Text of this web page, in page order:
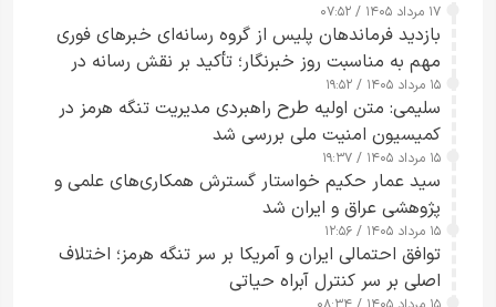
۱۷ مرداد ۱۴۰۵ / ۰۷:۵۲
بازدید فرماندهان پلیس از گروه رسانه‌ای خبرهای فوری
مهم به مناسبت روز خبرنگار؛ تأکید بر نقش رسانه در
تقویت امنیت و اعتماد عمومی
۱۵ مرداد ۱۴۰۵ / ۱۹:۵۲
سلیمی: متن اولیه طرح راهبردی مدیریت تنگه هرمز در
کمیسیون امنیت ملی بررسی شد
۱۵ مرداد ۱۴۰۵ / ۱۹:۳۷
سید عمار حکیم خواستار گسترش همکاری‌های علمی و
پژوهشی عراق و ایران شد
۱۵ مرداد ۱۴۰۵ / ۱۲:۵۶
توافق احتمالی ایران و آمریکا بر سر تنگه هرمز؛ اختلاف
اصلی بر سر کنترل آبراه حیاتی